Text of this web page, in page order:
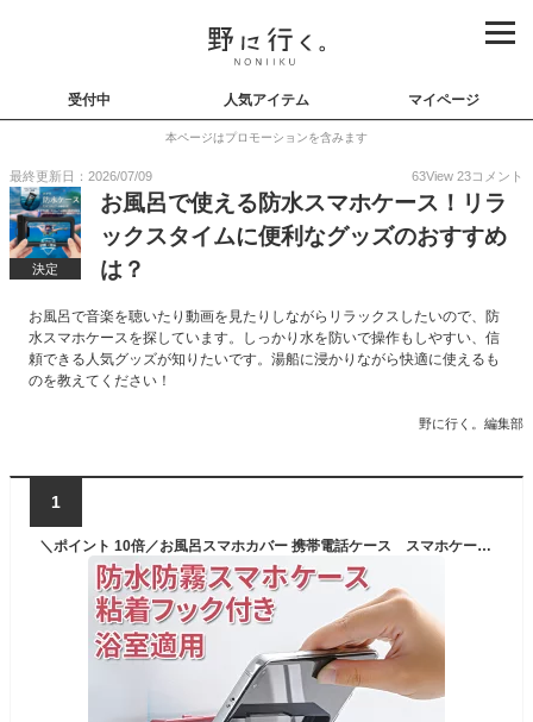
受付中 人気アイテム マイページ
本ページはプロモーションを含みます
最終更新日：2026/07/09 63View 23コメント
決定
お風呂で使える防水スマホケース！リラ
ックスタイムに便利なグッズのおすすめ
は？
お風呂で音楽を聴いたり動画を見たりしながらリラックスしたいので、防
水スマホケースを探しています。しっかり水を防いで操作もしやすい、信
頼できる人気グッズが知りたいです。湯船に浸かりながら快適に使えるも
のを教えてください！
野に行く。編集部
1
＼ポイント 10倍／お風呂スマホカバー 携帯電話ケース スマホケース スマホスタンド 防水 防塵 防油 タッチパネル操作可能 壁掛け スタンド 貼り付け 浴室/キッチン/トイレ/リビングなど大活躍 DM発送 ホワイト色のみ